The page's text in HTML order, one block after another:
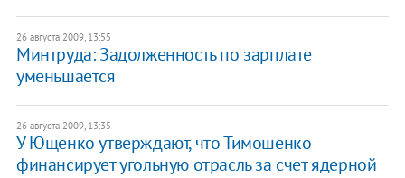
26 августа 2009, 13:55
Минтруда: Задолженность по зарплате
уменьшается
26 августа 2009, 13:35
У Ющенко утверждают, что Тимошенко
финансирует угольную отрасль за счет ядерной